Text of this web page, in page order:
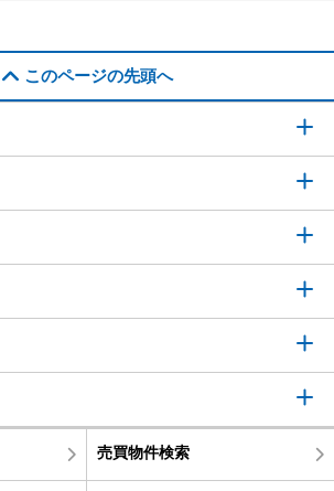
このページの先頭へ
売買物件検索